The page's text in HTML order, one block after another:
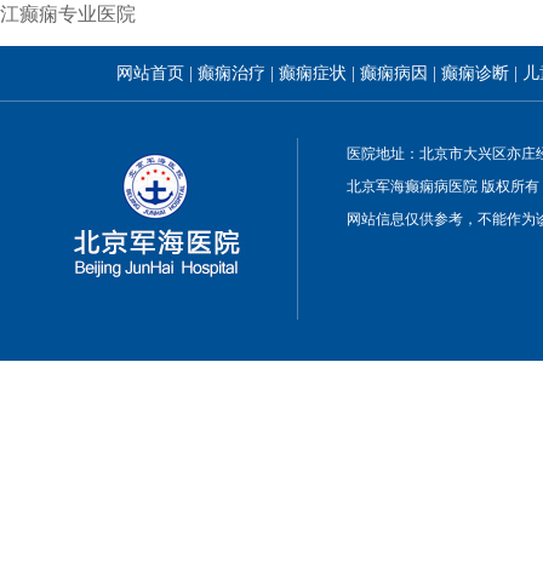
江癫痫专业医院
网站首页 |癫痫治疗 |癫痫症状 |癫痫病因 |癫痫诊断
医院地址：北京市大兴区亦
北京军海癫痫病医院 版权所有
网站信息仅供参考，不能作